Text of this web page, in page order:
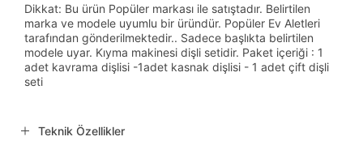
Dikkat: Bu ürün Popüler markası ile satıştadır. Belirtilen
marka ve modele uyumlu bir üründür. Popüler Ev Aletleri
tarafından gönderilmektedir.. Sadece başlıkta belirtilen
modele uyar. Kıyma makinesi dişli setidir. Paket içeriği : 1
adet kavrama dişlisi -1adet kasnak dişlisi - 1 adet çift dişli
seti
Teknik Özellikler